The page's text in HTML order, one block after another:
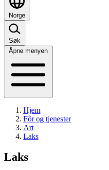
Norge
Søk
Åpne menyen
Hjem
Fôr og tjenester
Art
Laks
Laks